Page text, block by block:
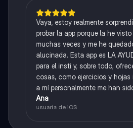
Vaya, estoy realmente
probar la app porque la he
muchas veces y me he
alucinada. Esta app es LA
para el insti y, sobre todo,
cosas, como ejercicios y
a mí personalmente me han
Ana
usuaria de iOS